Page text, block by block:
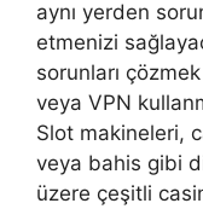
aynı yerden
etmenizi
sorunları
veya VPN
Slot makineleri,
veya bahis gibi
üzere çeşitli